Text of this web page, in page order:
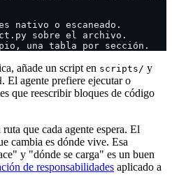
nativo o escaneado.
sobre el archivo.
una tabla por sección.
añade un script en scripts/ y
. El agente prefiere ejecutar o
que reescribir bloques de código
que cada agente espera. El
cambia es dónde vive. Esa
y "dónde se carga" es un buen
de responsabilidades aplicado a